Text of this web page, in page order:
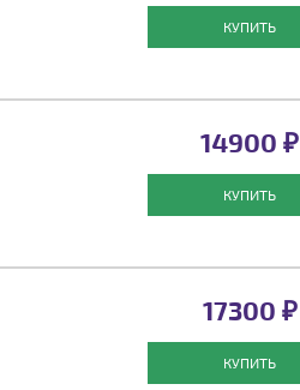
КУПИТЬ
14900 ₽
КУПИТЬ
17300 ₽
КУПИТЬ